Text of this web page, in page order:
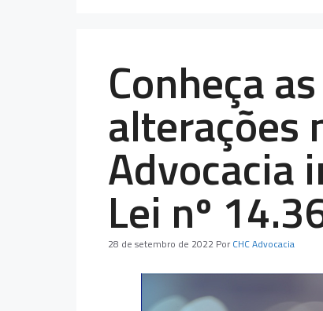
Conheça
alterações
Advocacia
Lei nº
28 de setembro de 2022 Por CHC Advocacia